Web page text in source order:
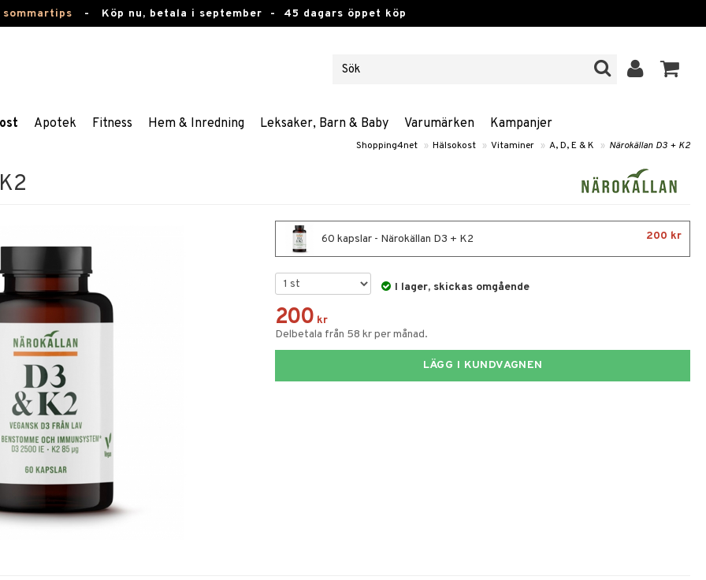
- Köp nu, betala i september - 45 dagars öppet köp
Apotek Fitness Hem & Inredning Leksaker, Barn & Baby Varumärken Kampanjer
Shopping4net » Hälsokost » Vitaminer » A, D, E & K » Närokällan D3 + K2
60 kapslar - Närokällan D3 + K2 200 kr
I lager, skickas omgående
200 kr
Delbetala från 58 kr per månad.
LÄGG I KUNDVAGNEN